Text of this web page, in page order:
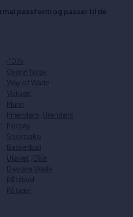
passform og passer til de
40 1⁄3
Grønn farge
Way of Wade
Voksen
Mann
Innendørs Utendørs
Fottøy
Sportssko
Basketball
Utøvet Elite
Dwyane Wade
På tilbud
På lager